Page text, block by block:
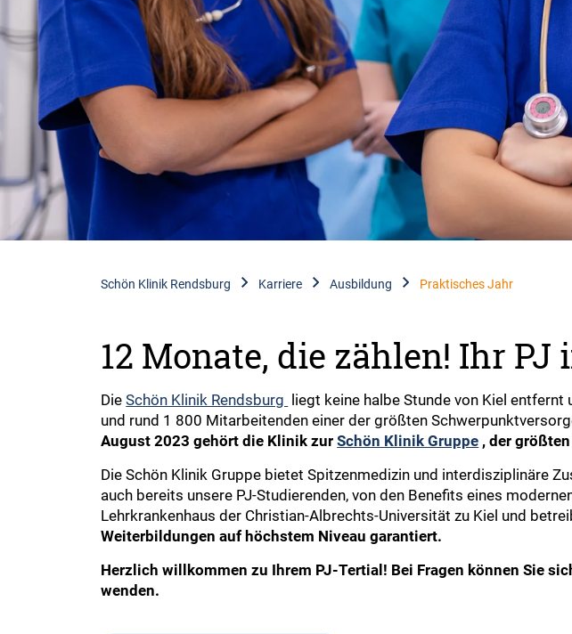
Schön Klinik Rendsburg Karriere Ausbildung Praktisches Jahr
12 Monate, die zählen! Ihr
DieSchön Klinik Rendsburg liegt keine halbe Stunde von Kiel
und rund 1 800 Mitarbeitenden einer der größten
August 2023 gehört die Klinik zurSchön Klinik Gruppe , der
Die Schön Klinik Gruppe bietet Spitzenmedizin und interdisziplinäre
auch bereits unsere PJ-Studierenden, von den Benefits eines
Lehrkrankenhaus der Christian-Albrechts-Universität zu Kiel und
Weiterbildungen auf höchstem Niveau garantiert.
Herzlich willkommen zu Ihrem PJ-Tertial! Bei Fragen können Sie
wenden.